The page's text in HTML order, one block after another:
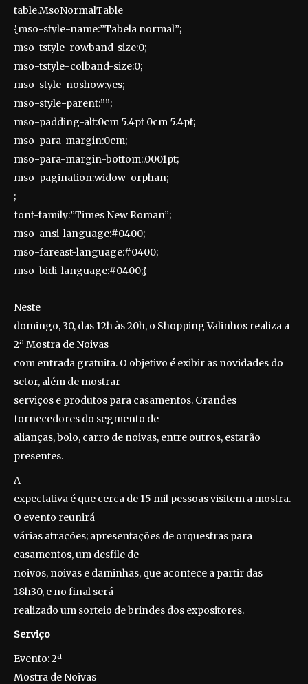
table.MsoNormalTable
{mso-style-name:”Tabela normal”;
mso-tstyle-rowband-size:0;
mso-tstyle-colband-size:0;
mso-style-noshow:yes;
mso-style-parent:””;
mso-padding-alt:0cm 5.4pt 0cm 5.4pt;
mso-para-margin:0cm;
mso-para-margin-bottom:.0001pt;
mso-pagination:widow-orphan;
;
font-family:”Times New Roman”;
mso-ansi-language:#0400;
mso-fareast-language:#0400;
mso-bidi-language:#0400;}
Neste
domingo, 30, das 12h às 20h, o Shopping Valinhos realiza a
2ª Mostra de Noivas
com entrada gratuita. O objetivo é exibir as novidades do
setor, além de mostrar
serviços e produtos para casamentos. Grandes
fornecedores do segmento de
alianças, bolo, carro de noivas, entre outros, estarão
presentes.
A
expectativa é que cerca de 15 mil pessoas visitem a mostra.
O evento reunirá
várias atrações; apresentações de orquestras para
casamentos, um desfile de
noivos, noivas e daminhas, que acontece a partir das
18h30, e no final será
realizado um sorteio de brindes dos expositores.
Serviço
Evento: 2ª
Mostra de Noivas